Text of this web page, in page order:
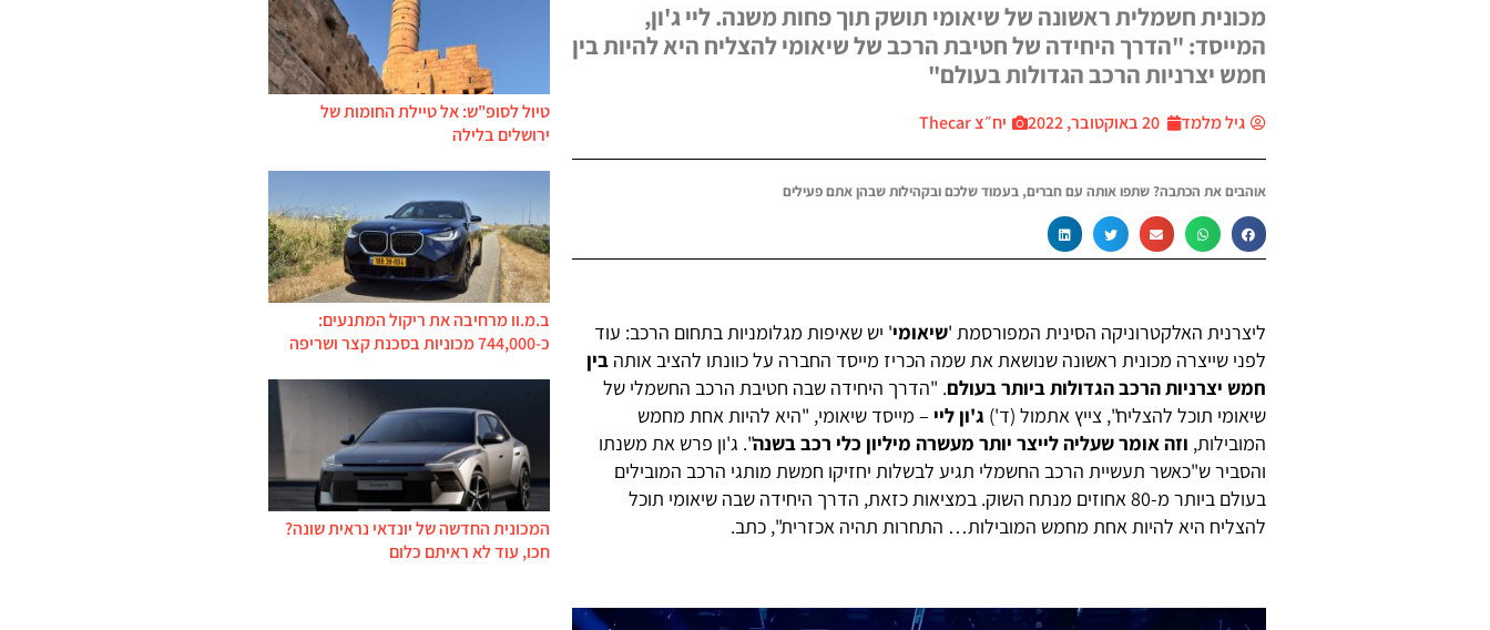
מכונית חשמלית ראשונה של שיאומי תושק תוך פחות משנה. ליי ג'ון,
המייסד: "הדרך היחידה של חטיבת הרכב של שיאומי להצליח היא להיות בין
חמש יצרניות הרכב הגדולות בעולם"
גיל מלמד 20 באוקטובר, 2022 יח״צ Thecar
אוהבים את הכתבה? שתפו אותה עם חברים, בעמוד שלכם ובקהילות שבהן אתם פעילים
ליצרנית האלקטרוניקה הסינית המפורסמת 'שיאומי' יש שאיפות מגלומניות בתחום הרכב: עוד
לפני שייצרה מכונית ראשונה שנושאת את שמה הכריז מייסד החברה על כוונתו להציב אותה בין
חמש יצרניות הרכב הגדולות ביותר בעולם. "הדרך היחידה שבה חטיבת הרכב החשמלי של
שיאומי תוכל להצליח", צייץ אתמול (ד') ג'ון ליי – מייסד שיאומי, "היא להיות אחת מחמש
המובילות, וזה אומר שעליה לייצר יותר מעשרה מיליון כלי רכב בשנה". ג'ון פרש את משנתו
והסביר ש"כאשר תעשיית הרכב החשמלי תגיע לבשלות יחזיקו חמשת מותגי הרכב המובילים
בעולם ביותר מ-80 אחוזים מנתח השוק. במציאות כזאת, הדרך היחידה שבה שיאומי תוכל
להצליח היא להיות אחת מחמש המובילות… התחרות תהיה אכזרית", כתב.
טיול לסופ"ש: אל טיילת החומות של
ירושלים בלילה
ב.מ.וו מרחיבה את ריקול המתנעים:
כ-744,000 מכוניות בסכנת קצר ושריפה
המכונית החדשה של יונדאי נראית שונה?
חכו, עוד לא ראיתם כלום